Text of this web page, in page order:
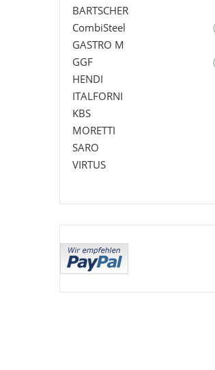
BARTSCHER
CombiSteel
GASTRO M
GGF
HENDI
ITALFORNI
KBS
MORETTI
SARO
VIRTUS